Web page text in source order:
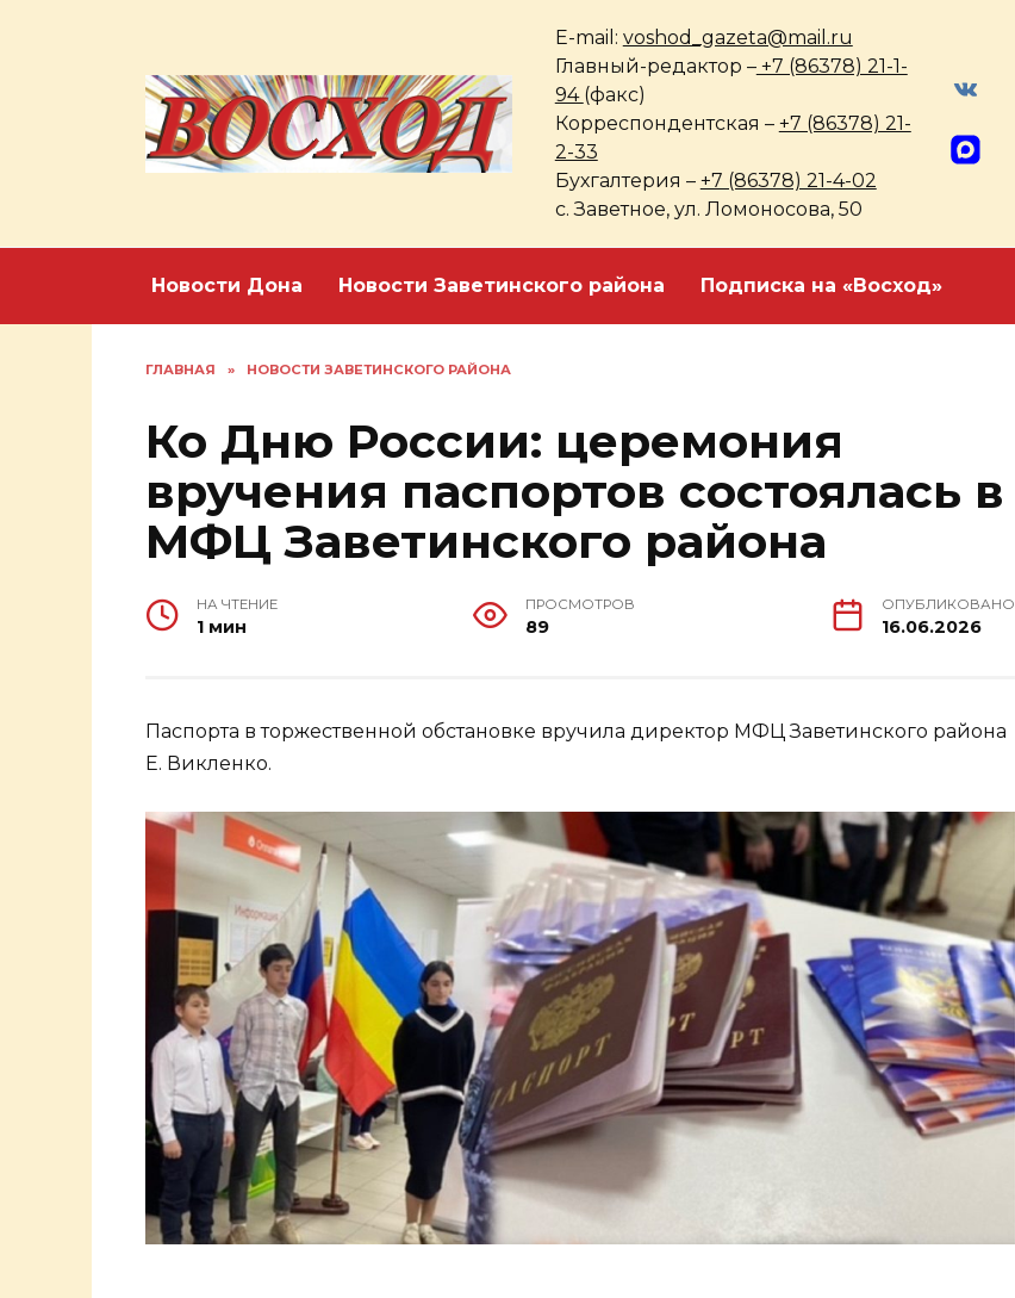
E-mail: voshod_gazeta@mail.ru
Главный-редактор –+7 (86378) 21-1-
94 (факс)
Корреспондентская – +7 (86378) 21-
2-33
Бухгалтерия – +7 (86378) 21-4-02
с. Заветное, ул. Ломоносова, 50
Новости Дона Новости Заветинского района Подписка на «Восход»
ГЛАВНАЯ » НОВОСТИ ЗАВЕТИНСКОГО РАЙОНА
Ко Дню России: церемония
вручения паспортов состоялась в
МФЦ Заветинского района
НА ЧТЕНИЕ
1 мин
ПРОСМОТРОВ
89
ОПУБЛИКОВАНО
16.06.2026
Паспорта в торжественной обстановке вручила директор МФЦ Заветинского района
Е. Викленко.